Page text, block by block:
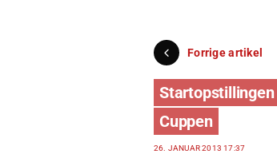
Forrige artikel
Startopstillingen
Cuppen
26. JANUAR 2013 17:37